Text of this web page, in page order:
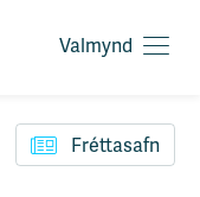
O
v
Valmynd
Fréttasafn